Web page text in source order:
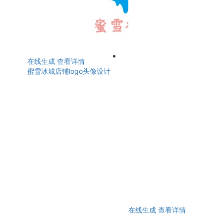
在线生成 查看详情
蜜雪冰城店铺logo头像设计
在线生成 查看详情